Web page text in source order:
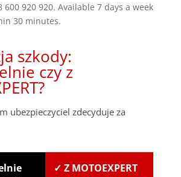
600 920 920. Available 7 days a week
30 minutes.
szkody:
czy z
ubezpieczyciel zdecyduje za
✓ Z MOTOEXPERT